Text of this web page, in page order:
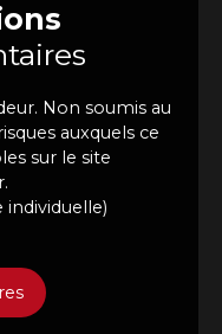
Non soumis au
auxquels ce
sur le site